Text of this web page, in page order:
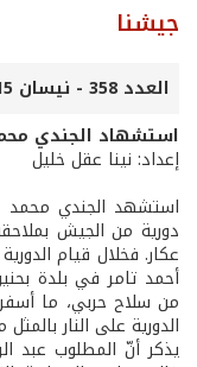
جيشنا
العدد 358 - نيسان 2015
استشهاد الجندي
إعداد: نينا عقل خليل
دورية من الجيش
عكار. فخلال قيام
أحمد تامر في بلدة
من سلاح حربي، ما
الدورية على النار
يذكر أنّ المطلوب عبد